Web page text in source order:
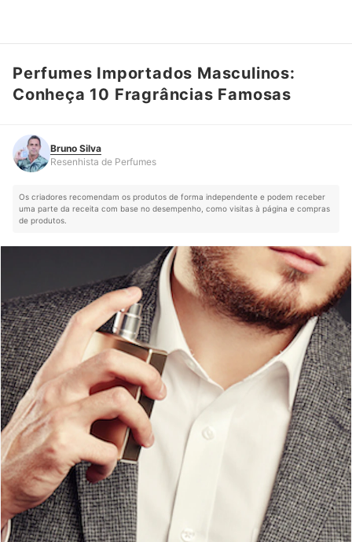
Bruno Silva
Resenhista de Perfumes
Perfumes Importados Masculinos:
Conheça 10 Fragrâncias Famosas
Bruno Silva
Resenhista de Perfumes
Os criadores recomendam os produtos de forma independente e podem receber
uma parte da receita com base no desempenho, como visitas à página e compras
de produtos.